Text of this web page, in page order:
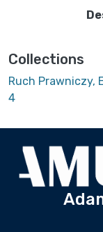
Collections
Ruch Prawniczy,
4